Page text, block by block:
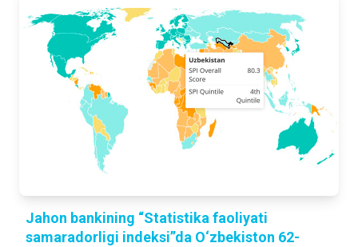
Jahon bankining “Statistika faoliyati
samaradorligi indeksi”da O‘zbekiston 62-